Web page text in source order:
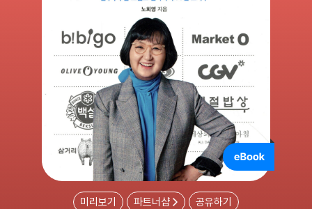
미리보기 파트너샵 공유하기